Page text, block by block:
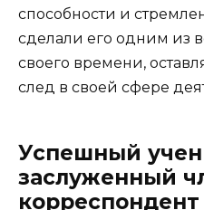
способности и
сделали его одним из
своего времени,
след в своей сфере
Успешный
заслуженный